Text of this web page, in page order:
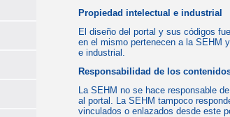
Propiedad intelectual e industrial
El diseño del portal y sus códigos
en el mismo pertenecen a la SEHM
e industrial.
Responsabilidad de los
La SEHM no se hace responsable
al portal. La SEHM tampoco
vinculados o enlazados desde este